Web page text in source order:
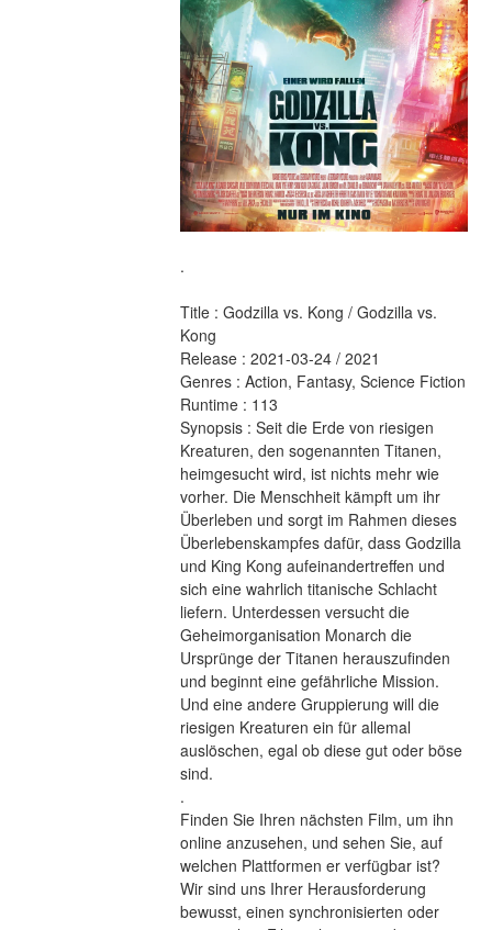
.
Title : Godzilla vs. Kong / Godzilla vs.
Kong
Release : 2021-03-24 / 2021
Runtime : 113
Synopsis : Seit die Erde von riesigen
Kreaturen, den sogenannten Titanen,
heimgesucht wird, ist nichts mehr wie
vorher. Die Menschheit kämpft um ihr
Überleben und sorgt im Rahmen dieses
Überlebenskampfes dafür, dass Godzilla
und King Kong aufeinandertreffen und
sich eine wahrlich titanische Schlacht
liefern. Unterdessen versucht die
Geheimorganisation Monarch die
Ursprünge der Titanen herauszufinden
und beginnt eine gefährliche Mission.
Und eine andere Gruppierung will die
riesigen Kreaturen ein für allemal
auslöschen, egal ob diese gut oder böse
sind.
.
Finden Sie Ihren nächsten Film, um ihn
online anzusehen, und sehen Sie, auf
welchen Plattformen er verfügbar ist?
Wir sind uns Ihrer Herausforderung
bewusst, einen synchronisierten oder